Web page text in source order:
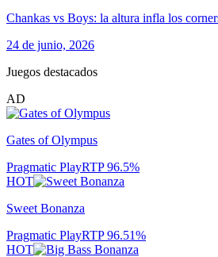
Chankas vs Boys: la altura infla los
24 de junio, 2026
Juegos destacados
AD
Gates of Olympus
Pragmatic PlayRTP96.5%
HOT
Sweet Bonanza
Pragmatic PlayRTP96.51%
HOT